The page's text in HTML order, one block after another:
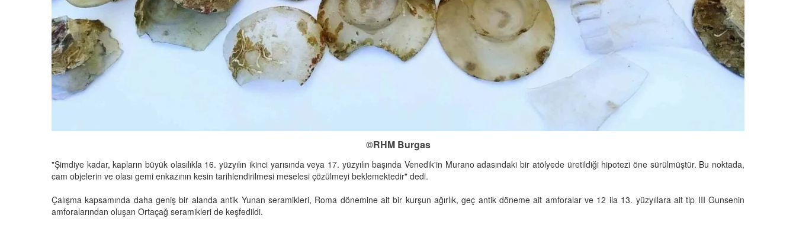
©RHM Burgas
"Şimdiye kadar, kapların büyük olasılıkla 16. yüzyılın ikinci yarısında veya 17. yüzyılın başında Venedik'in Murano adasındaki bir atölyede üretildiği hipotezi öne sürülmüştür. Bu noktada,
cam objelerin ve olası gemi enkazının kesin tarihlendirilmesi meselesi çözülmeyi beklemektedir" dedi.
Çalışma kapsamında daha geniş bir alanda antik Yunan seramikleri, Roma dönemine ait bir kurşun ağırlık, geç antik döneme ait amforalar ve 12 ila 13. yüzyıllara ait tip III Gunsenin
amforalarından oluşan Ortaçağ seramikleri de keşfedildi.